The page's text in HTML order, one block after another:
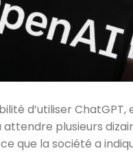
d’utiliser
plusieurs
que la société a